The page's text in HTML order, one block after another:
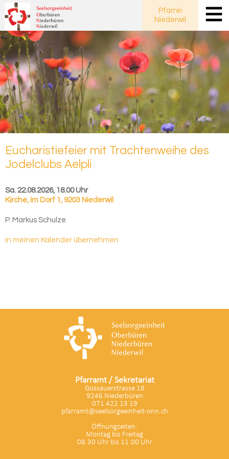
Pfarrei
Niederwil
Eu­cha­ris­tie­fei­er mit Trach­ten­wei­he des
Jo­del­clubs Ael­pli
Sa. 22.08.2026, 18.00 Uhr
Kirche, Im Dorf 1, 9203 Niederwil
P. Markus Schulze
in meinen Kalender übernehmen
Pfarramt / Sekretariat
Gossauerstrasse 18
9246 Niederbüren
071 422 13 19
pfarramt@seelsorgeeinheit-onn.ch
Öffnungzeiten:
Montag bis Freitag
08.30 Uhr bis 11.00 Uhr